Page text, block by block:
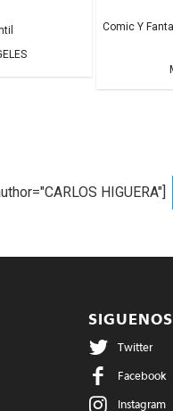
Comic Y
HIGUERA"]
Twitter
Facebook
Instagram